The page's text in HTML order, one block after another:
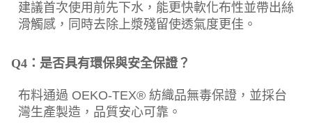
建議首次使用前先下水，能更快軟化布性並帶出絲
滑觸感，同時去除上漿殘留使透氣度更佳。
Q4：是否具有環保與安全保證？
布料通過 OEKO-TEX® 紡織品無毒保證，並採台
灣生產製造，品質安心可靠。